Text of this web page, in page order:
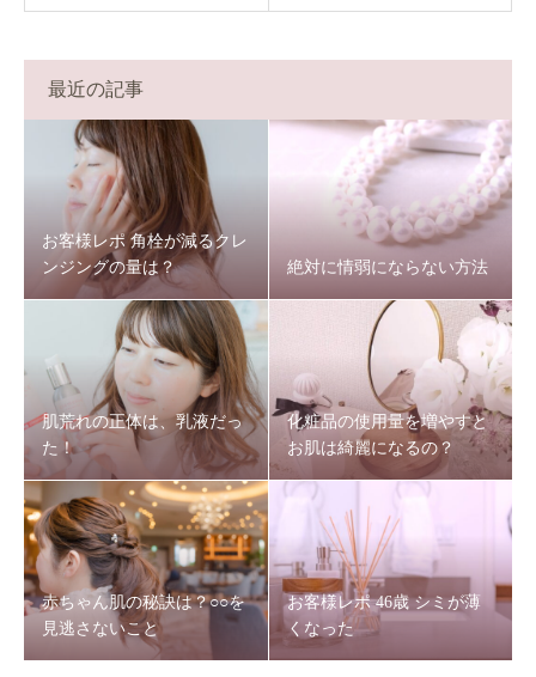
最近の記事
お客様レポ 角栓が減るクレ
ンジングの量は？
絶対に情弱にならない方法
肌荒れの正体は、乳液だっ
た！
化粧品の使用量を増やすと
お肌は綺麗になるの？
赤ちゃん肌の秘訣は？○○を
見逃さないこと
お客様レポ 46歳 シミが薄
くなった